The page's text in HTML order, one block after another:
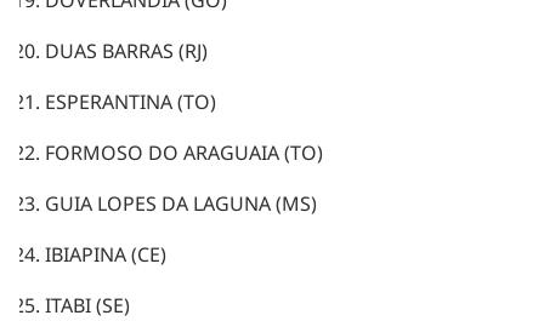
DUAS BARRAS (RJ)
ESPERANTINA (TO)
FORMOSO DO ARAGUAIA (TO)
GUIA LOPES DA LAGUNA (MS)
IBIAPINA (CE)
ITABI (SE)